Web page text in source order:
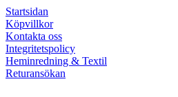
Startsidan
Köpvillkor
Kontakta oss
Integritetspolicy
Heminredning & Textil
Returansökan